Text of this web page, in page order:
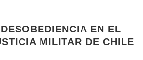
EN EL
MILITAR DE CHILE